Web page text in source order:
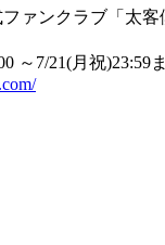
ァンクラブ「太客
～7/21(月祝)23:59